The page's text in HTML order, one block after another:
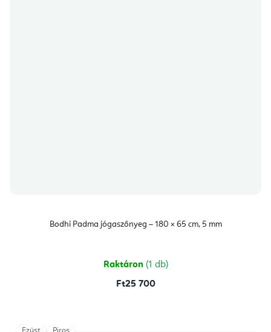
Bodhi Padma jógaszőnyeg – 180 × 65 cm, 5 mm
Raktáron (1 db)
Ft25 700